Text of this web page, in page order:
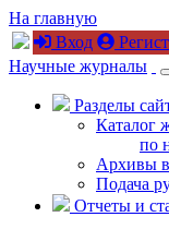
На главную
Вход
Научные журналы
Разделы
Каталог
по
Архивы
Подача
Отчеты и